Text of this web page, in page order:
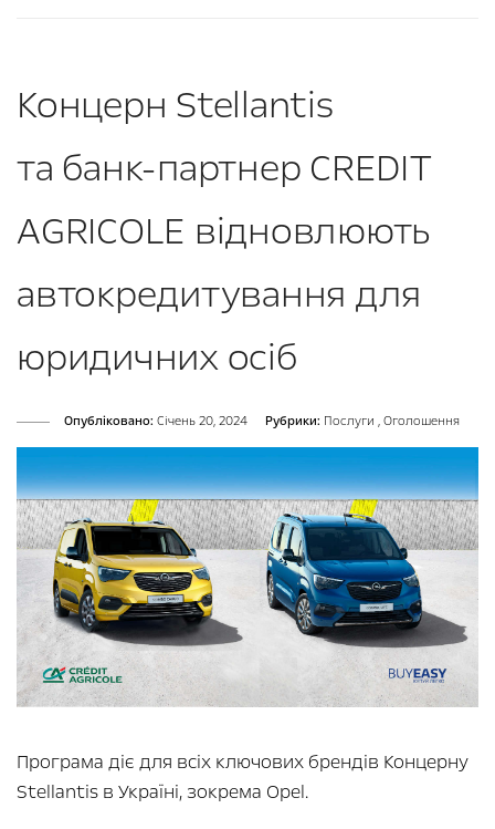
Концерн Stellantis
та банк-партнер CREDIT
AGRICOLE відновлюють
автокредитування для
юридичних осіб
Опубліковано: Cічень 20, 2024 Рубрики: Послуги , Оголошення
Програма діє для всіх ключових брендів Концерну
Stellantis в Україні, зокрема Opel.